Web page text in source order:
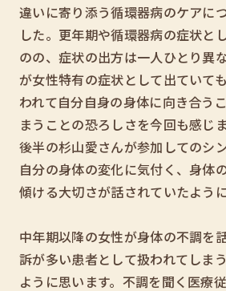
違いに寄り添う循環器病のケアに
した。更年期や循環器病の症状と
のの、症状の出方は一人ひとり異
が女性特有の症状として出ていて
われて自分自身の身体に向き合う
まうことの恐ろしさを今回も感じ
後半の杉山愛さんが参加してのシ
自分の身体の変化に気付く、身体
傾ける大切さが話されていたように
中年期以降の女性が身体の不調を
訴が多い患者として扱われてしま
ように思います。不調を聞く医療